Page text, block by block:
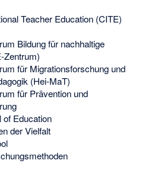
Teacher Education (CITE)
Bildung für nachhaltige
Zentrum)
für Migrationsforschung und
(Hei-MaT)
für Prävention und
of Education
der Vielfalt